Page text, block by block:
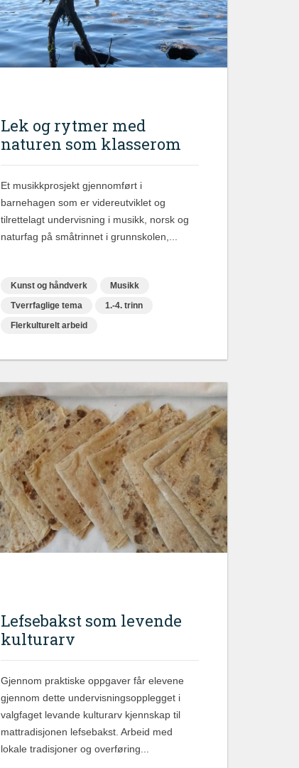
Lek og rytmer med
naturen som klasserom
Et musikkprosjekt gjennomført i
barnehagen som er videreutviklet og
tilrettelagt undervisning i musikk, norsk og
naturfag på småtrinnet i grunnskolen,...
Kunst og håndverk
Musikk
Tverrfaglige tema
1.-4. trinn
Flerkulturelt arbeid
Lefsebakst som levende
kulturarv
Gjennom praktiske oppgaver får elevene
gjennom dette undervisningsopplegget i
valgfaget levande kulturarv kjennskap til
mattradisjonen lefsebakst. Arbeid med
lokale tradisjoner og overføring...